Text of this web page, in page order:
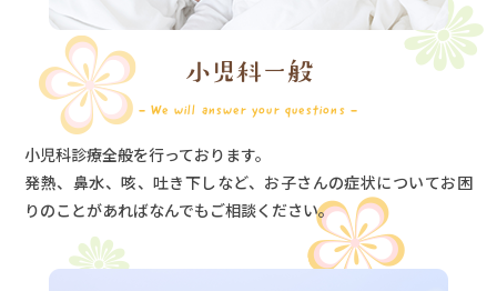
小児科一般
- We will answer your questions -
小児科診療全般を行っております。
発熱、鼻水、咳、吐き下しなど、お子さんの症状についてお困
りのことがあればなんでもご相談ください。